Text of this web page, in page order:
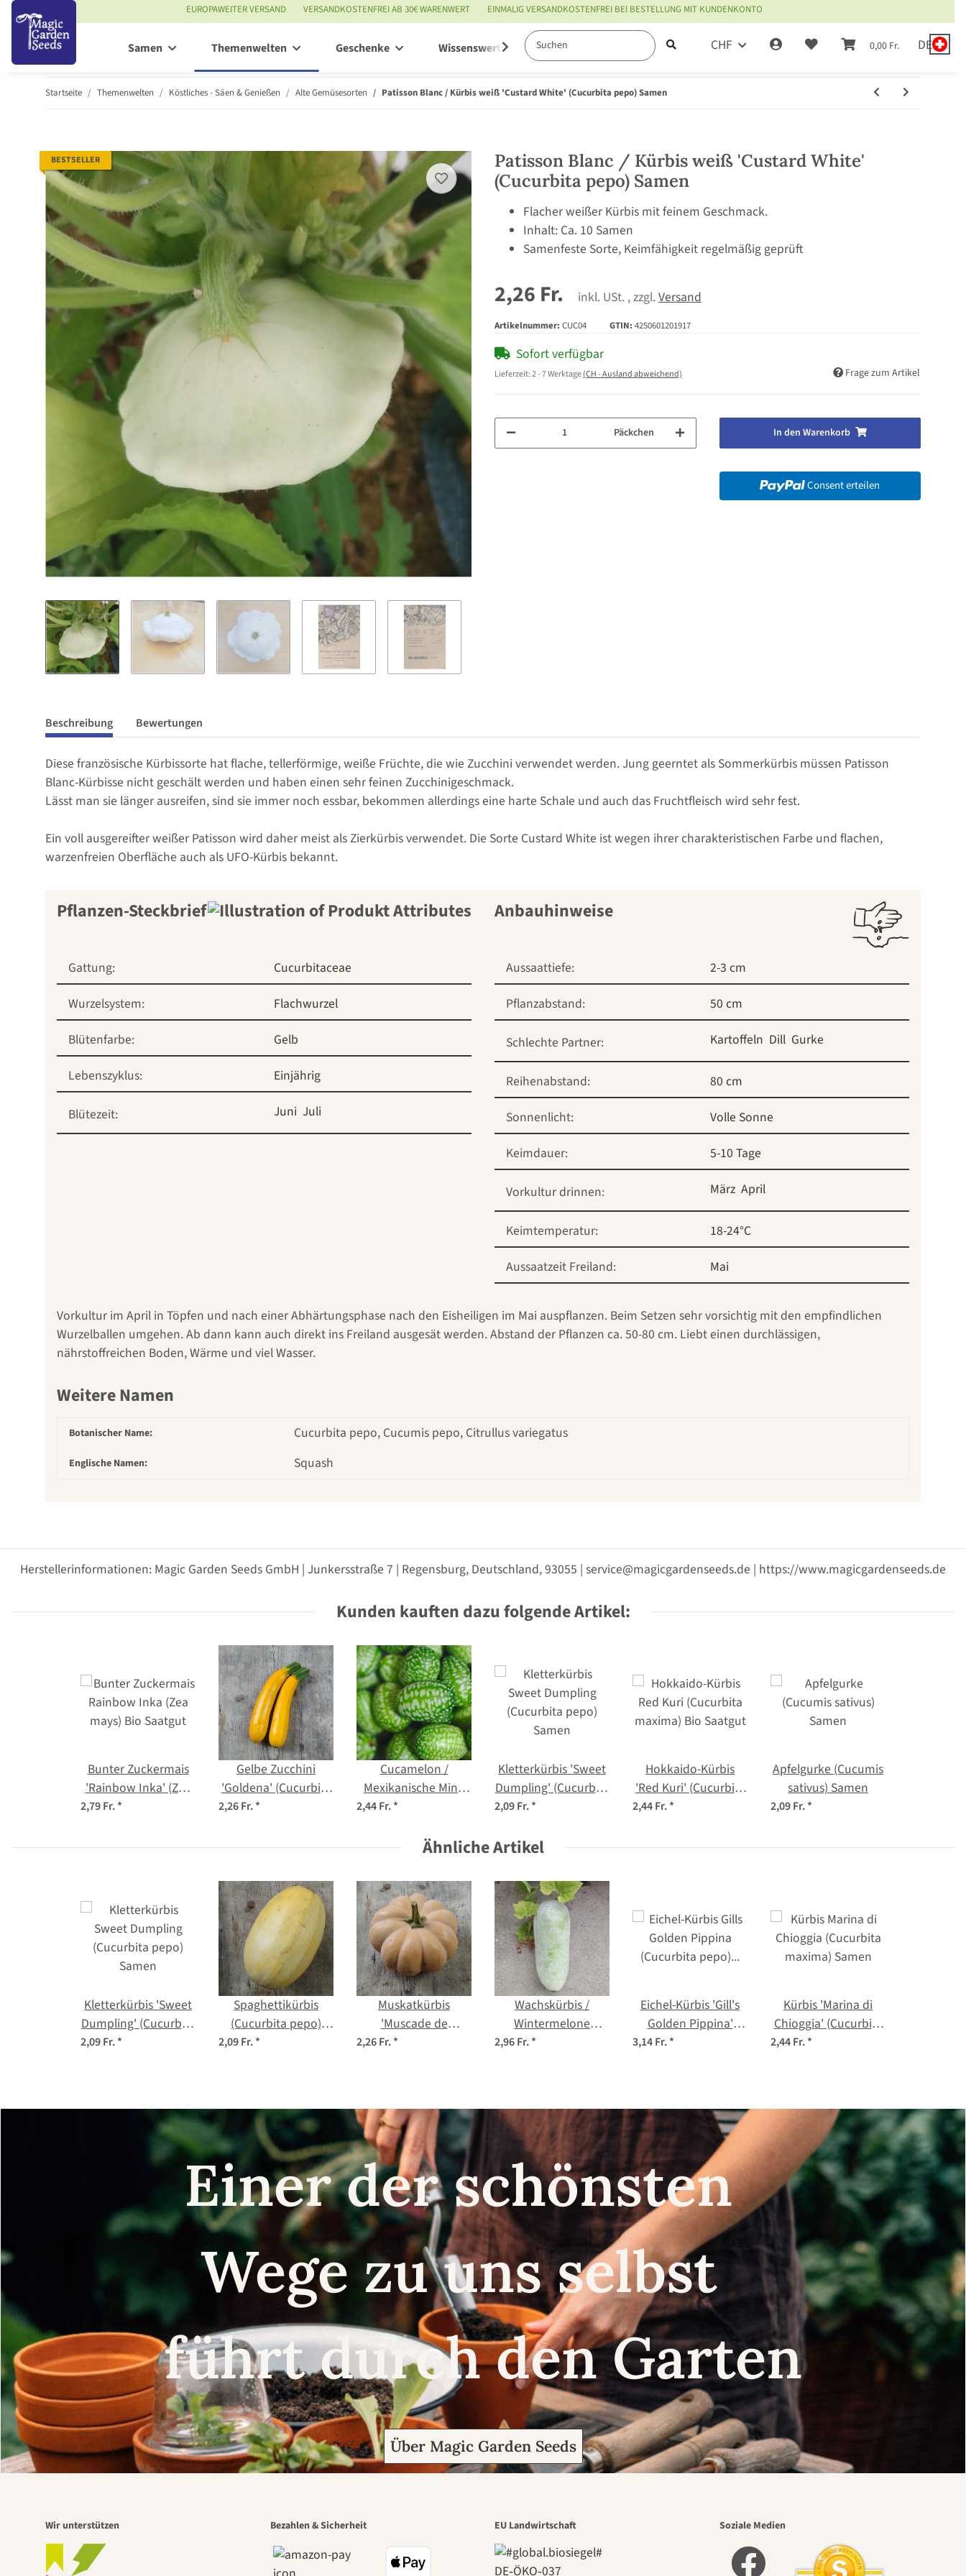
EUROPAWEITER VERSAND VERSANDKOSTENFREI AB 30€ WARENWERT EINMALIG VERSANDKOSTENFREI BEI BESTELLUNG MIT KUNDENKONTO
CHF 0,00 Fr. DE
Samen Themenwelten Geschenke Wissenswertes Service
Startseite Themenwelten Köstliches - Säen & Genießen Alte Gemüsesorten Patisson Blanc / Kürbis weiß 'Custard White' (Cucurbita pepo) Samen
BESTSELLER
Patisson Blanc / Kürbis weiß 'Custard White'
(Cucurbita pepo) Samen
Flacher weißer Kürbis mit feinem Geschmack.
Inhalt: Ca. 10 Samen
Samenfeste Sorte, Keimfähigkeit regelmäßig geprüft
2,26 Fr. inkl. USt. , zzgl. Versand
Artikelnummer: CUC04 GTIN: 4250601201917
Sofort verfügbar
Lieferzeit:2 - 7 Werktage(CH - Ausland abweichend) Frage zum Artikel
Päckchen In den Warenkorb
Consent erteilen
Beschreibung Bewertungen
Diese französische Kürbissorte hat flache, tellerförmige, weiße Früchte, die wie Zucchini verwendet werden. Jung geerntet als Sommerkürbis müssen Patisson
Blanc-Kürbisse nicht geschält werden und haben einen sehr feinen Zucchinigeschmack.
Lässt man sie länger ausreifen, sind sie immer noch essbar, bekommen allerdings eine harte Schale und auch das Fruchtfleisch wird sehr fest.
Ein voll ausgereifter weißer Patisson wird daher meist als Zierkürbis verwendet. Die Sorte Custard White ist wegen ihrer charakteristischen Farbe und flachen,
warzenfreien Oberfläche auch als UFO-Kürbis bekannt.
Pflanzen-Steckbrief
Gattung:
Cucurbitaceae
Wurzelsystem:
Flachwurzel
Blütenfarbe:
Gelb
Lebenszyklus:
Einjährig
Blütezeit: Juni Juli
Anbauhinweise
Aussaattiefe:
2-3 cm
Pflanzabstand:
50 cm
Schlechte Partner: Kartoffeln Dill Gurke
Reihenabstand:
80 cm
Sonnenlicht:
Volle Sonne
Keimdauer:
5-10 Tage
Vorkultur drinnen: März April
Keimtemperatur:
18-24°C
Aussaatzeit Freiland:
Mai
Vorkultur im April in Töpfen und nach einer Abhärtungsphase nach den Eisheiligen im Mai auspflanzen. Beim Setzen sehr vorsichtig mit den empfindlichen
Wurzelballen umgehen. Ab dann kann auch direkt ins Freiland ausgesät werden. Abstand der Pflanzen ca. 50-80 cm. Liebt einen durchlässigen,
nährstoffreichen Boden, Wärme und viel Wasser.
Weitere Namen
Botanischer Name: Cucurbita pepo, Cucumis pepo, Citrullus variegatus
Englische Namen: Squash
Herstellerinformationen: Magic Garden Seeds GmbH | Junkersstraße 7 | Regensburg, Deutschland, 93055 | service@magicgardenseeds.de | https://www.magicgardenseeds.de
Kunden kauften dazu folgende Artikel:
Bunter Zuckermais
'Rainbow Inka' (Zea
mays) Bio Saatgut
2,79 Fr.*
Gelbe Zucchini
'Goldena' (Cucurbita
pepo) Samen
2,26 Fr.*
Cucamelon /
Mexikanische Mini-
Gurke (Melothria
2,44 Fr.*
Kletterkürbis 'Sweet
Dumpling' (Cucurbita
pepo) Samen
2,09 Fr.*
Hokkaido-Kürbis
'Red Kuri' (Cucurbita
maxima) Bio Saatgut
2,44 Fr.*
Apfelgurke (Cucumis
sativus) Samen
2,09 Fr.*
Ähnliche Artikel
Kletterkürbis 'Sweet
Dumpling' (Cucurbita
pepo) Samen
2,09 Fr.*
Spaghettikürbis
(Cucurbita pepo)
Samen
2,09 Fr.*
Muskatkürbis
'Muscade de
Provence' (Cucurbita
2,26 Fr.*
Wachskürbis /
Wintermelone
(Benincasa hispida)
2,96 Fr.*
Eichel-Kürbis 'Gill's
Golden Pippina'
(Cucurbita pepo)
3,14 Fr.*
Kürbis 'Marina di
Chioggia' (Cucurbita
maxima) Samen
2,44 Fr.*
Einer der schönsten
Wege zu uns selbst
führt durch den Garten
Über Magic Garden Seeds
Wir unterstützen Bezahlen & Sicherheit EU Landwirtschaft
DE‑ÖKO‑037
Soziale Medien